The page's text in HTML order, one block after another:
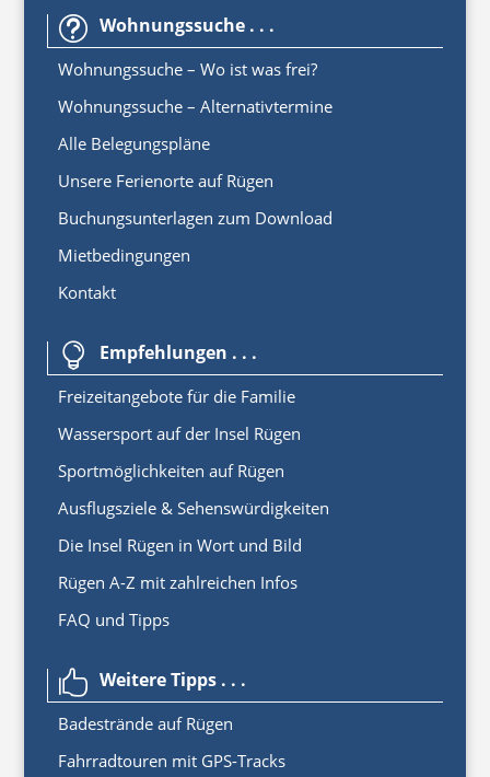
t Wohnungssuche . . .
Wohnungssuche – Wo ist was frei?
Wohnungssuche – Alternativtermine
Alle Belegungspläne
Unsere Ferienorte auf Rügen
Buchungsunterlagen zum Download
Mietbedingungen
Kontakt
 Empfehlungen . . .
Freizeitangebote für die Familie
Wassersport auf der Insel Rügen
Sportmöglichkeiten auf Rügen
Ausflugsziele & Sehenswürdigkeiten
Die Insel Rügen in Wort und Bild
Rügen A-Z mit zahlreichen Infos
FAQ und Tipps
 Weitere Tipps . . .
Badestrände auf Rügen
Fahrradtouren mit GPS-Tracks